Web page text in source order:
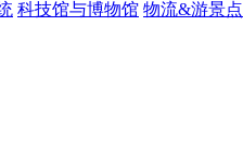
科技馆与博物馆 物流&游景点